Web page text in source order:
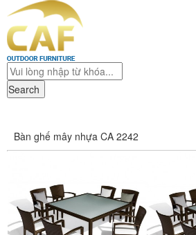
Search
Bàn ghế mây nhựa CA 2242